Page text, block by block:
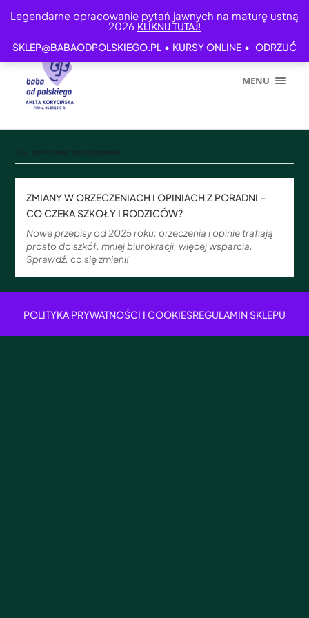
Legendarne opracowanie pytań jawnych na maturę ustną
2026 KLIKNIJ TUTAJ!
SKLEP@BABAODPOLSKIEGO.PL • KURSY ONLINE • ODRZUĆ
MENU
ZMIANY W ORZECZENIACH I OPINIACH Z PORADNI –
CO CZEKA SZKOŁY I RODZICÓW?
Nowe przepisy od 2025 roku: orzeczenia i opinie trafiają
prosto do szkół, mniej biurokracji, więcej wsparcia.
Sprawdź, co się zmieni!
POLITYKA PRYWATNOŚCI I COOKIESREGULAMIN SKLEPU